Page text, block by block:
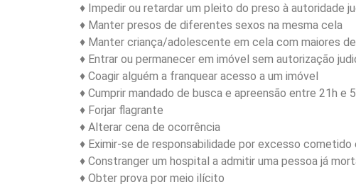
♦ Impedir ou retardar um pleito do preso à autoridade
♦ Manter presos de diferentes sexos na mesma cela
♦ Manter criança/adolescente em cela com maiores
♦ Entrar ou permanecer em imóvel sem autorização
♦ Coagir alguém a franquear acesso a um imóvel
♦ Cumprir mandado de busca e apreensão entre 21h e
♦ Forjar flagrante
♦ Alterar cena de ocorrência
♦ Eximir-se de responsabilidade por excesso cometido
♦ Constranger um hospital a admitir uma pessoa já
♦ Obter prova por meio ilícito